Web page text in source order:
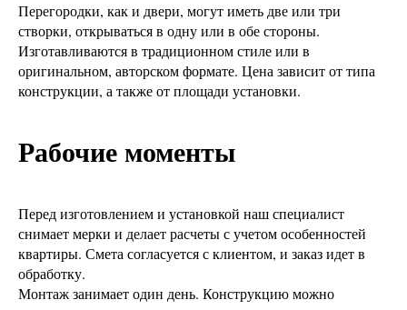
Перегородки, как и двери, могут иметь две или три
створки, открываться в одну или в обе стороны.
Изготавливаются в традиционном стиле или в
оригинальном, авторском формате. Цена зависит от типа
конструкции, а также от площади установки.
Рабочие моменты
Перед изготовлением и установкой наш специалист
снимает мерки и делает расчеты с учетом особенностей
квартиры. Смета согласуется с клиентом, и заказ идет в
обработку.
Монтаж занимает один день. Конструкцию можно